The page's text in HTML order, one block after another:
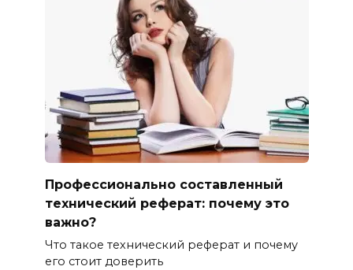
Профессионально составленный
технический реферат: почему это
важно?
Что такое технический реферат и почему
его стоит доверить